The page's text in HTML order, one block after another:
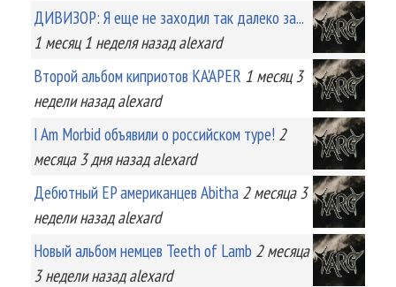
ДИВИЗОР: Я еще не заходил так далеко за...
1 месяц 1 неделяназад alexard
Второй альбом киприотов KA'APER 1 месяц 3
неделиназад alexard
I Am Morbid объявили о российском туре! 2
месяца 3 дняназад alexard
Дебютный EP американцев Abitha 2 месяца 3
неделиназад alexard
Новый альбом немцев Teeth of Lamb 2 месяца
3 неделиназад alexard